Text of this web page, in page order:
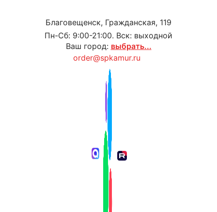
Благовещенск, Гражданская, 119
Пн-Сб: 9:00-21:00. Вск: выходной
Ваш город: выбрать...
order@spkamur.ru